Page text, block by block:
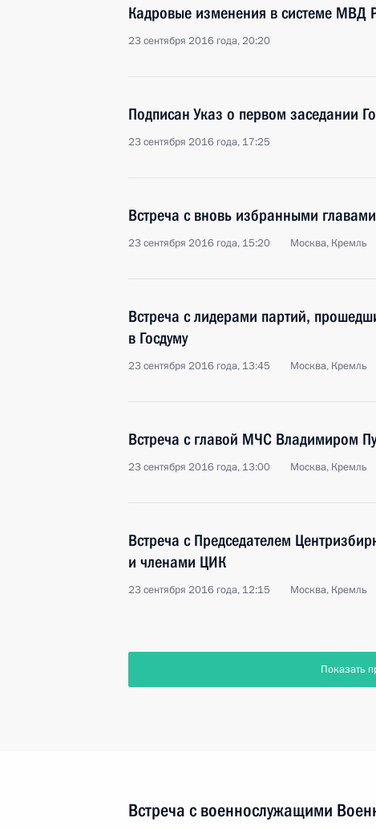
Кадровые изменения в системе МВД
23 сентября 2016 года, 20:20
Подписан Указ о первом заседании
23 сентября 2016 года, 17:25
Встреча с вновь избранными
23 сентября 2016 года, 15:20 Москва, Кремль
Встреча с лидерами партий,
в Госдуму
23 сентября 2016 года, 13:45 Москва, Кремль
Встреча с главой МЧС Владимиром
23 сентября 2016 года, 13:00 Москва, Кремль
Встреча с Председателем
и членами ЦИК
23 сентября 2016 года, 12:15 Москва, Кремль
Показать
Встреча с военнослужащими